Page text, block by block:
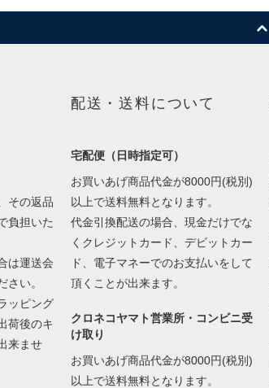
その返品
負担いた
は運送会
さい。
ッピング
荷後のキ
来ませ
配送・送料について
宅配便（日時指定可）
お買いあげ商品代金が8000円(税別)
以上で送料無料となります。
代金引換配送の場合、現金だけでな
くクレジットカード、デビットカー
ド、電子マネーでのお支払いをして
頂くことが出来ます。
クロネコヤマト営業所・コンビニ受
け取り
お買いあげ商品代金が8000円(税別)
以上で送料無料となります。